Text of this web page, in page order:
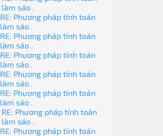
làm sáo .
RE: Phương pháp tính toán
làm sáo .
RE: Phương pháp tính toán
làm sáo .
RE: Phương pháp tính toán
làm sáo .
RE: Phương pháp tính toán
làm sáo .
RE: Phương pháp tính toán
làm sáo .
RE: Phương pháp tính toán
làm sáo .
RE: Phương pháp tính toán